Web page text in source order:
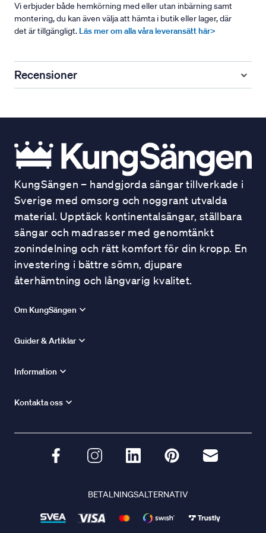
Vi erbjuder både hemkörning med eller utan inbärning samt
montering, du kan även välja att hämta i butik eller lager, där
det är tillgängligt. Läs mer om alla våra leveransätt här>
Recensioner
KungSängen – handgjorda sängar tillverkade i
Sverige med omsorg och noggrant utvalda
material. Upptäck kontinentalsängar, ställbara
sängar och madrasser med genomtänkt
zonindelning och rätt komfort för din kropp. En
investering i bättre sömn, djupare
återhämtning och långvarig kvalitet.
Om KungSängen
Guider & Artiklar
Information
Kontakta oss
BETALNINGSALTERNATIV